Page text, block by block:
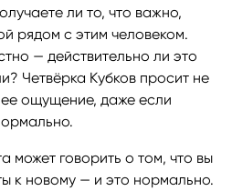
ли то, что важно,
рядом с этим человеком.
— действительно ли это
Четвёрка Кубков просит не
ощущение, даже если
может говорить о том, что вы
к новому — и это нормально.